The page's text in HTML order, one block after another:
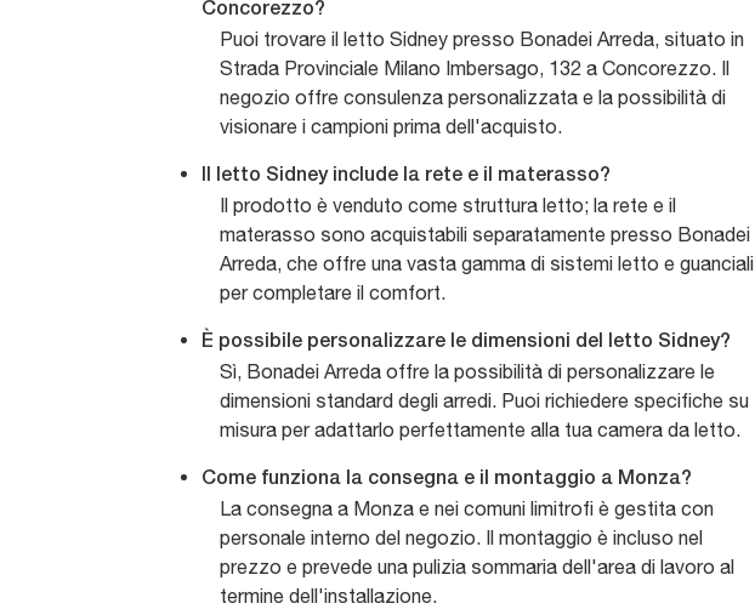
Concorezzo?
Puoi trovare il letto Sidney presso Bonadei Arreda, situato in
Strada Provinciale Milano Imbersago, 132 a Concorezzo. Il
negozio offre consulenza personalizzata e la possibilità di
visionare i campioni prima dell'acquisto.
Il letto Sidney include la rete e il materasso?
Il prodotto è venduto come struttura letto; la rete e il
materasso sono acquistabili separatamente presso Bonadei
Arreda, che offre una vasta gamma di sistemi letto e guanciali
per completare il comfort.
È possibile personalizzare le dimensioni del letto Sidney?
Sì, Bonadei Arreda offre la possibilità di personalizzare le
dimensioni standard degli arredi. Puoi richiedere specifiche su
misura per adattarlo perfettamente alla tua camera da letto.
Come funziona la consegna e il montaggio a Monza?
La consegna a Monza e nei comuni limitrofi è gestita con
personale interno del negozio. Il montaggio è incluso nel
prezzo e prevede una pulizia sommaria dell'area di lavoro al
termine dell'installazione.